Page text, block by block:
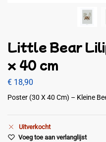
Little Bear
x 40 cm
€ 18,90
Poster (30 X 40 Cm) – Kleine
Uitverkocht
Voeg toe aan verlanglijst